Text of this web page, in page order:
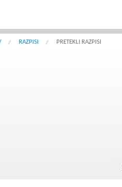
RAZPISI PRETEKLI RAZPISI